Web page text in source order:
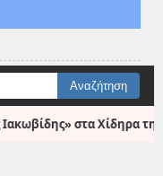
Ρεβιθάδα με